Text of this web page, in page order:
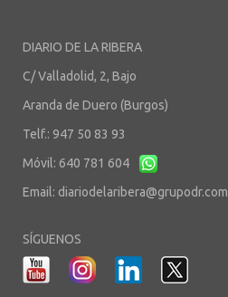
DIARIO DE LA RIBERA
C/ Valladolid, 2, Bajo
Aranda de Duero (Burgos)
Telf.: 947 50 83 93
Móvil: 640 781 604
Email: diariodelaribera@grupodr.com
SÍGUENOS